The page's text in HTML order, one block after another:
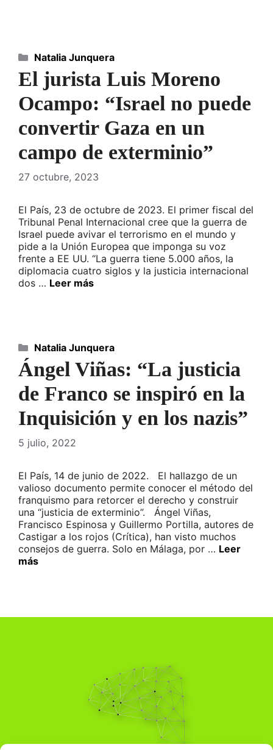
El jurista Luis Moreno
Ocampo: “Israel no puede
convertir Gaza en un
campo de exterminio”
27 octubre, 2023
El País, 23 de octubre de 2023. El primer fiscal del
Tribunal Penal Internacional cree que la guerra de
Israel puede avivar el terrorismo en el mundo y
pide a la Unión Europea que imponga su voz
frente a EE UU. “La guerra tiene 5.000 años, la
diplomacia cuatro siglos y la justicia internacional
dos … Leer más
Categorías
Natalia Junquera
Ángel Viñas: “La justicia
de Franco se inspiró en la
Inquisición y en los nazis”
5 julio, 2022
El País, 14 de junio de 2022. El hallazgo de un
valioso documento permite conocer el método del
franquismo para retorcer el derecho y construir
una “justicia de exterminio”. Ángel Viñas,
Francisco Espinosa y Guillermo Portilla, autores de
Castigar a los rojos (Crítica), han visto muchos
consejos de guerra. Solo en Málaga, por … Leer
más
Categorías
Natalia Junquera